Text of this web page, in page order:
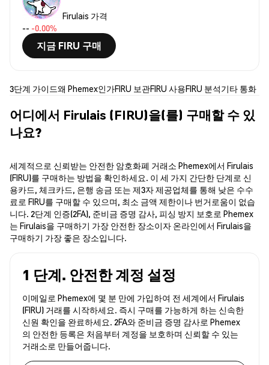
Firulais 가격
-- -0.00%
지금 FIRU 구매
3단계 가이드왜 Phemex인가FIRU 보관FIRU 사용FIRU 분석기타 통화
어디에서 Firulais (FIRU)을(를) 구매할 수 있
나요?
세계적으로 신뢰받는 안전한 암호화폐 거래소 Phemex에서 Firulais
(FIRU)를 구매하는 방법을 확인하세요. 이 세 가지 간단한 단계로 신
용카드, 체크카드, 은행 송금 또는 제3자 제공업체를 통해 낮은 수수
료로 FIRU를 구매할 수 있으며, 최소 금액 제한이나 번거로움이 없습
니다. 2단계 인증(2FA), 준비금 증명 감사, 피싱 방지 보호로 Phemex
는 Firulais을 구매하기 가장 안전한 장소이자 온라인에서 Firulais을
구매하기 가장 좋은 장소입니다.
1 단계. 안전한 계정 설정
이메일로 Phemex에 몇 분 만에 가입하여 전 세계에서 Firulais
(FIRU) 거래를 시작하세요. 즉시 구매를 가능하게 하는 신속한
신원 확인을 완료하세요. 2FA와 준비금 증명 감사로 Phemex
의 안전한 등록은 처음부터 계정을 보호하며 신뢰할 수 있는
거래소로 만들어줍니다.